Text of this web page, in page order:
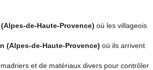
de-Haute-Provence) où les villageois
(Alpes-de-Haute-Provence) où ils arrivent
et de matériaux divers pour contrôler